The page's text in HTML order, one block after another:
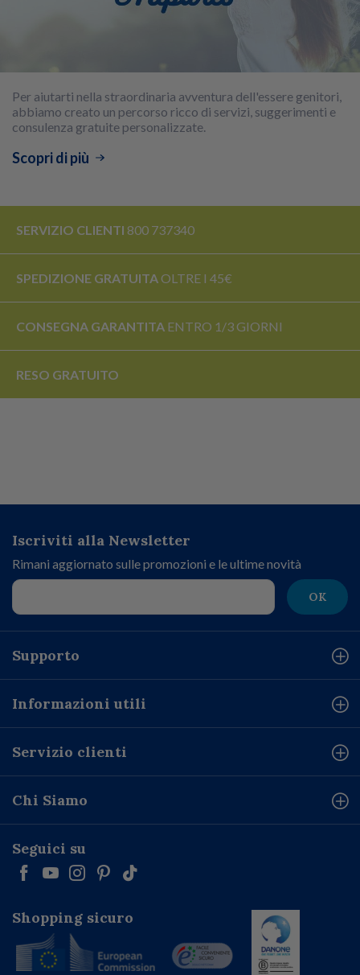
Per aiutarti nella straordinaria avventura dell'essere genitori,
abbiamo creato un percorso ricco di servizi, suggerimenti e
consulenza gratuite personalizzate.
Scopri di più
SERVIZIO CLIENTI 800 737340
SPEDIZIONE GRATUITA OLTRE I 45€
CONSEGNA GARANTITA ENTRO 1/3 GIORNI
RESO GRATUITO
Iscriviti alla Newsletter
Rimani aggiornato sulle promozioni e le ultime novità
OK
Supporto
Informazioni utili
Servizio clienti
Chi Siamo
Seguici su
Shopping sicuro